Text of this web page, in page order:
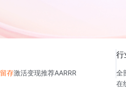
留存激活变现推荐AARRR
行
全
在